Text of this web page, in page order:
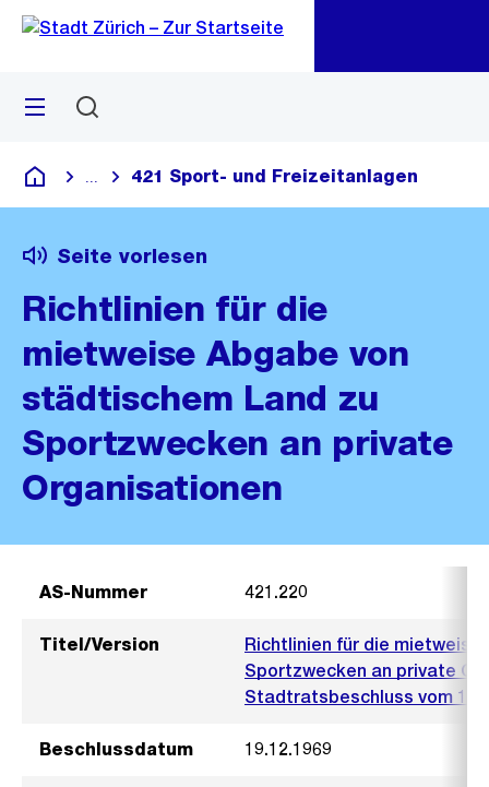
Navigation
Sprunglink
Menü
Deutsch
Blende alle Breadcrumbs ein
421 Sport- und Freizeitanlagen
Seite vorlesen
Richtlinien für die
mietweise Abgabe von
städtischem Land zu
Sportzwecken an private
Organisationen
AS-Nummer 421.220
Titel/Version
Richtlinien für die
Sportzwecken an private
Stadtratsbeschluss vom 19.
Beschlussdatum 19.12.1969